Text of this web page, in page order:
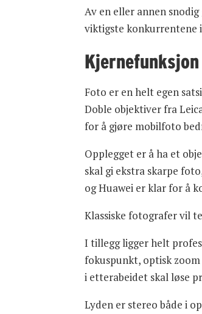
Av en eller annen
viktigste konkurrentene
Foto er en helt egen
Doble objektiver fra
for å gjøre mobilfoto
Opplegget er å ha et
skal gi ekstra skarpe
og Huawei er klar for å
Klassiske fotografer vil
I tillegg ligger helt
fokuspunkt, optisk
i etterabeidet skal løse
Lyden er stereo både i